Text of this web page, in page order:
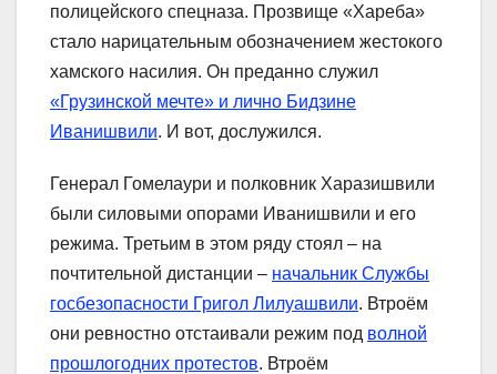
полицейского спецназа. Прозвище «Хареба»
стало нарицательным обозначением жестокого
хамского насилия. Он преданно служил
«Грузинской мечте» и лично Бидзине
Иванишвили. И вот, дослужился.
Генерал Гомелаури и полковник Харазишвили
были силовыми опорами Иванишвили и его
режима. Третьим в этом ряду стоял – на
почтительной дистанции – начальник Службы
госбезопасности Григол Лилуашвили. Втроём
они ревностно отстаивали режим под волной
прошлогодних протестов. Втроём